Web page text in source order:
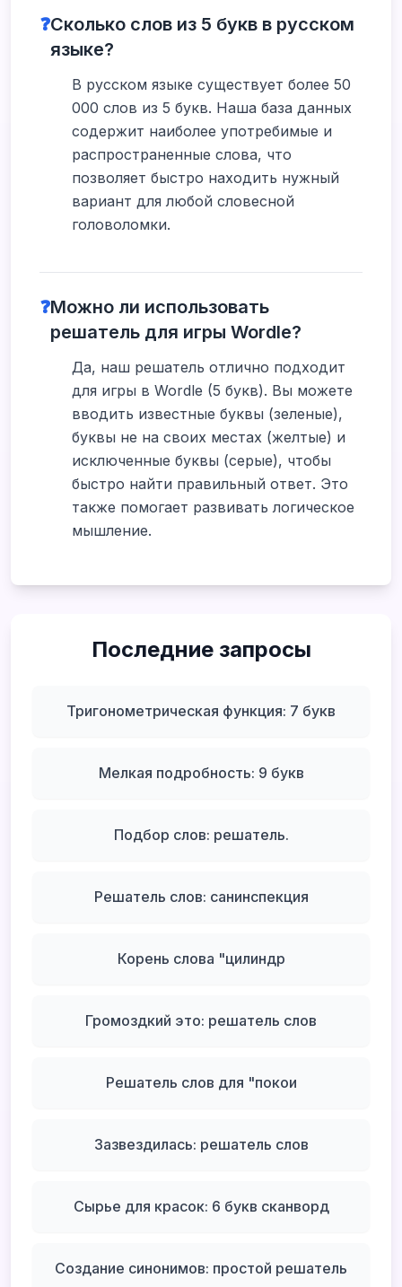
❓Сколько слов из 5 букв в русском
языке?
В русском языке существует более 50
000 слов из 5 букв. Наша база данных
содержит наиболее употребимые и
распространенные слова, что
позволяет быстро находить нужный
вариант для любой словесной
головоломки.
❓Можно ли использовать
решатель для игры Wordle?
Да, наш решатель отлично подходит
для игры в Wordle (5 букв). Вы можете
вводить известные буквы (зеленые),
буквы не на своих местах (желтые) и
исключенные буквы (серые), чтобы
быстро найти правильный ответ. Это
также помогает развивать логическое
мышление.
Последние запросы
Тригонометрическая функция: 7 букв
Мелкая подробность: 9 букв
Подбор слов: решатель.
Решатель слов: санинспекция
Корень слова "цилиндр
Громоздкий это: решатель слов
Решатель слов для "покои
Зазвездилась: решатель слов
Сырье для красок: 6 букв сканворд
Создание синонимов: простой решатель